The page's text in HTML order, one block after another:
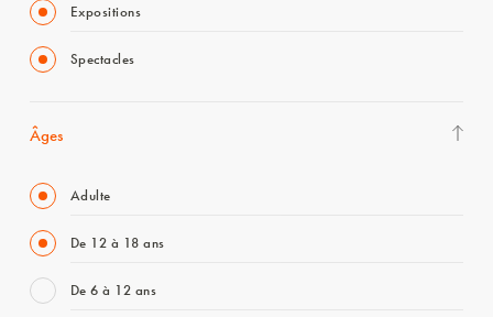
Expositions
Spectacles
Âges
Adulte
De 12 à 18 ans
De 6 à 12 ans